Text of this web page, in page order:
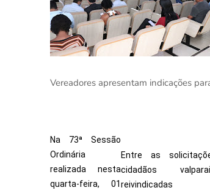
Vereadores apresentam indicações
Na 73ª Sessão
Ordinária
realizada nesta
quarta-feira, 01
Entre as
cidadãos
reivindicadas